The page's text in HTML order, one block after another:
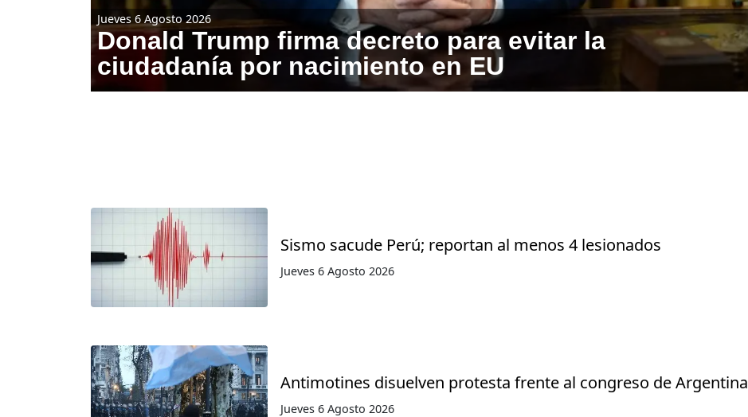
Jueves 6 Agosto 2026
Donald Trump firma decreto para evitar la
ciudadanía por nacimiento en EU
Sismo sacude Perú; reportan al menos 4 lesionados
Jueves 6 Agosto 2026
Antimotines disuelven protesta frente al congreso de Argentina
Jueves 6 Agosto 2026